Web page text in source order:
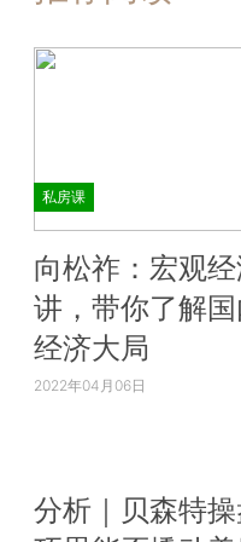
私房课
向松祚：宏观
讲，带你了解
经济大局
2022年04月06日
分析｜贝森特